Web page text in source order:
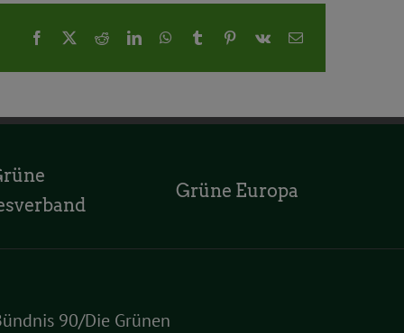
Facebook RedditLinkedInWhatsApp
Tumblr Pinterest
Vk
E-
Grüne Europa
90/Die Grünen